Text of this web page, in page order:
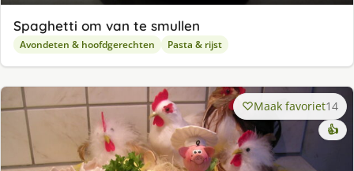
Spaghetti om van te smullen
Avondeten & hoofdgerechten Pasta & rijst
Maak favoriet14
👍